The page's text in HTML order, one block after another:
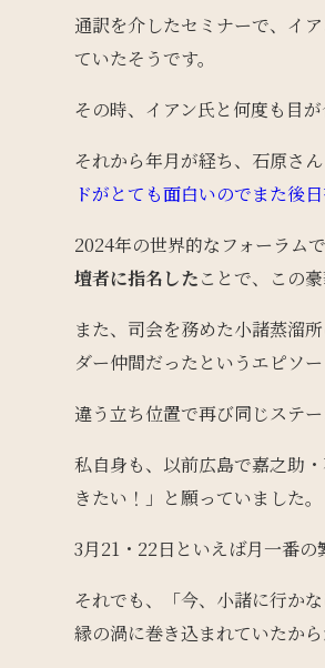
通訳を介したセミナーで、イ
ていたそうです。
その時、イアン氏と何度も目
それから年月が経ち、石原さ
ドがとても面白いのでまた後
2024年の世界的なフォーラム
壇者に指名したことで、この
また、司会を務めた小諸蒸溜
ダー仲間だったというエピソー
違う立ち位置で再び同じステ
私自身も、以前広島で嘉之助
きたい！」と願っていました。
3月21・22日といえば月一番の
それでも、「今、小諸に行か
縁の渦に巻き込まれていたから